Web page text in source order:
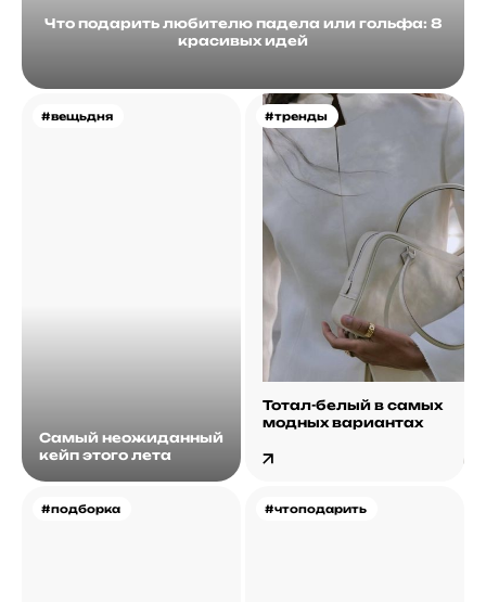
Что подарить любителю падела или гольфа: 8
красивых идей
#вещьдня
Самый неожиданный
кейп этого лета
#тренды
Тотал-белый в самых
модных вариантах
#подборка #чтоподарить